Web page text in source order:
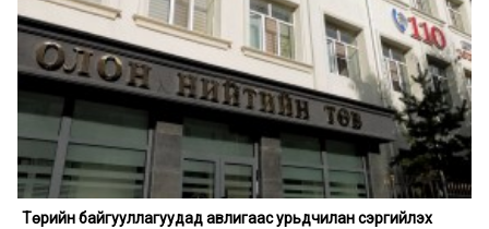
Төрийн байгууллагуудад авлигаас урьдчилан сэргийлэх